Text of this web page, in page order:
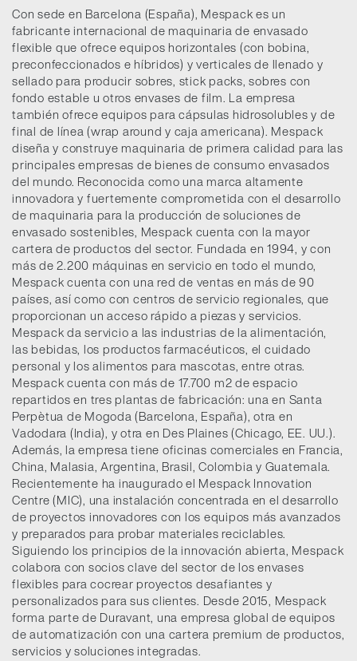
Con sede en Barcelona (España), Mespack es un
fabricante internacional de maquinaria de envasado
flexible que ofrece equipos horizontales (con bobina,
preconfeccionados e híbridos) y verticales de llenado y
sellado para producir sobres, stick packs, sobres con
fondo estable u otros envases de film. La empresa
también ofrece equipos para cápsulas hidrosolubles y de
final de línea (wrap around y caja americana). Mespack
diseña y construye maquinaria de primera calidad para las
principales empresas de bienes de consumo envasados
del mundo. Reconocida como una marca altamente
innovadora y fuertemente comprometida con el desarrollo
de maquinaria para la producción de soluciones de
envasado sostenibles, Mespack cuenta con la mayor
cartera de productos del sector. Fundada en 1994, y con
más de 2.200 máquinas en servicio en todo el mundo,
Mespack cuenta con una red de ventas en más de 90
países, así como con centros de servicio regionales, que
proporcionan un acceso rápido a piezas y servicios.
Mespack da servicio a las industrias de la alimentación,
las bebidas, los productos farmacéuticos, el cuidado
personal y los alimentos para mascotas, entre otras.
Mespack cuenta con más de 17.700 m2 de espacio
repartidos en tres plantas de fabricación: una en Santa
Perpètua de Mogoda (Barcelona, España), otra en
Vadodara (India), y otra en Des Plaines (Chicago, EE. UU.).
Además, la empresa tiene oficinas comerciales en Francia,
China, Malasia, Argentina, Brasil, Colombia y Guatemala.
Recientemente ha inaugurado el Mespack Innovation
Centre (MIC), una instalación concentrada en el desarrollo
de proyectos innovadores con los equipos más avanzados
y preparados para probar materiales reciclables.
Siguiendo los principios de la innovación abierta, Mespack
colabora con socios clave del sector de los envases
flexibles para cocrear proyectos desafiantes y
personalizados para sus clientes. Desde 2015, Mespack
forma parte de Duravant, una empresa global de equipos
de automatización con una cartera premium de productos,
servicios y soluciones integradas.